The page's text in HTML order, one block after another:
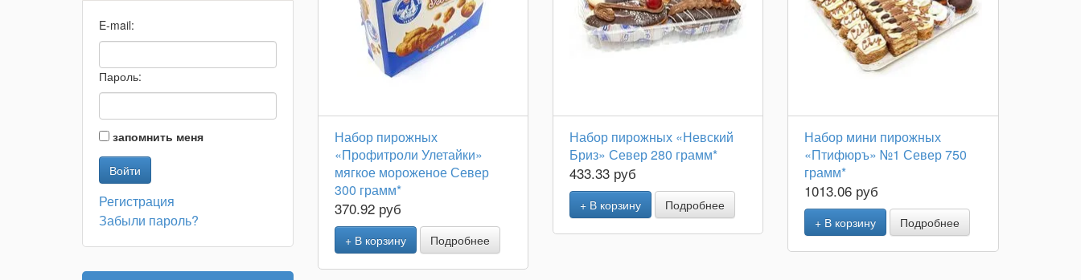
Набор пирожных
«Профитроли Улетайки»
мягкое мороженое Север
300 грамм*
370.92 руб
+ В корзину Подробнее
Набор пирожных «Невский
Бриз» Север 280 грамм*
433.33 руб
+ В корзину Подробнее
Набор мини пирожных
«Птифюръ» №1 Север 750
грамм*
1013.06 руб
+ В корзину Подробнее
E-mail:
Пароль:
запомнить меня
Регистрация
Забыли пароль?